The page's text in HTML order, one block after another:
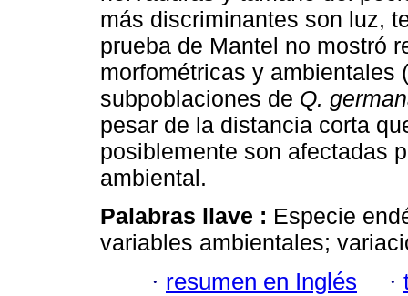
más discriminantes son luz,
prueba de Mantel no mostró
morfométricas y ambientales
subpoblaciones de Q.
pesar de la distancia corta
posiblemente son afectadas
ambiental.
Palabras llave : Especie
variables ambientales;
· resumen en Inglés ·